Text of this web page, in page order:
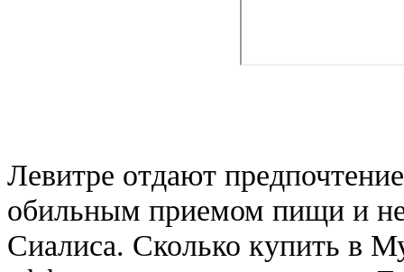
Левитре отдают
обильным приемом пищи и не
Сиалиса. Сколько купить в